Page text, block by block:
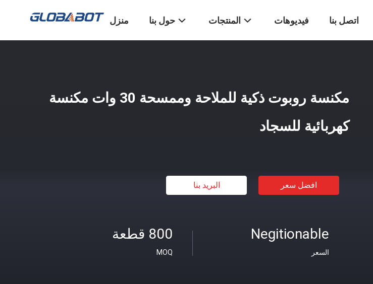
منزل حول بنا المنتجات فيديوهات اتصل بنا
مكنسة روبوت ذكية للملاحة وممسحة 30 وات مكنسة
كهربائية للسجاد
افضل سعر البريد بنا
800 قطعة
MOQ
Negitionable
السعر